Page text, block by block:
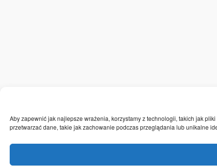
Aby zapewnić jak najlepsze wrażenia, korzystamy z technologii, takich jak
przetwarzać dane, takie jak zachowanie podczas przeglądania lub unikalne